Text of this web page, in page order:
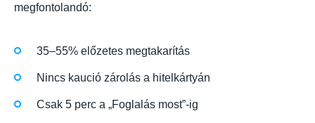
megfontolandó:
35–55% előzetes megtakarítás
Nincs kaució zárolás a hitelkártyán
Csak 5 perc a „Foglalás most”-ig